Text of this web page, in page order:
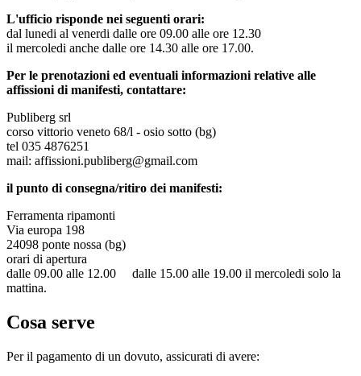
L'ufficio risponde nei seguenti orari:
dal lunedi al venerdi dalle ore 09.00 alle ore 12.30
il mercoledi anche dalle ore 14.30 alle ore 17.00.
Per le prenotazioni ed eventuali informazioni relative alle
affissioni di manifesti, contattare:
Publiberg srl
corso vittorio veneto 68/l - osio sotto (bg)
tel 035 4876251
mail: affissioni.publiberg@gmail.com
il punto di consegna/ritiro dei manifesti:
Ferramenta ripamonti
Via europa 198
24098 ponte nossa (bg)
orari di apertura
dalle 09.00 alle 12.00 dalle 15.00 alle 19.00 il mercoledi solo la
mattina.
Cosa serve
Per il pagamento di un dovuto, assicurati di avere: